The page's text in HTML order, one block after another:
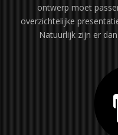
ontwerp moet
overzichtelijke
Natuurlijk zijn er